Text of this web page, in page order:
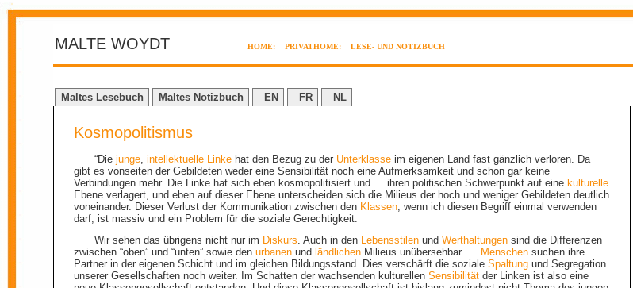
MALTE WOYDT HOME: PRIVATHOME: LESE- UND NOTIZBUCH
Maltes Lesebuch Maltes Notizbuch _EN _FR _NL
Kosmopolitismus
“Diejunge,intellektuelle Linke hat den Bezug zu der Unterklasse im eigenen Land fast gänzlich verloren. Da
gibt es vonseiten der Gebildeten weder eine Sensibilität noch eine Aufmerksamkeit und schon gar keine
Verbindungen mehr. Die Linke hat sich eben kosmopolitisiert und … ihren politischen Schwerpunkt auf eine kulturelle
Ebene verlagert, und eben auf dieser Ebene unterscheiden sich die Milieus der hoch und weniger Gebildeten deutlich
voneinander. Dieser Verlust der Kommunikation zwischen den Klassen, wenn ich diesen Begriff einmal verwenden
darf, ist massiv und ein Problem für die soziale Gerechtigkeit.
Wir sehen das übrigens nicht nur im Diskurs. Auch in den Lebensstilen undWerthaltungen sind die Differenzen
zwischen “oben” und “unten” sowie denurbanen und ländlichen Milieus unübersehbar. … Menschen suchen ihre
Partner in der eigenen Schicht und im gleichen Bildungsstand. Dies verschärft die sozialeSpaltung und Segregation
unserer Gesellschaften noch weiter. Im Schatten der wachsenden kulturellenSensibilität der Linken ist also eine